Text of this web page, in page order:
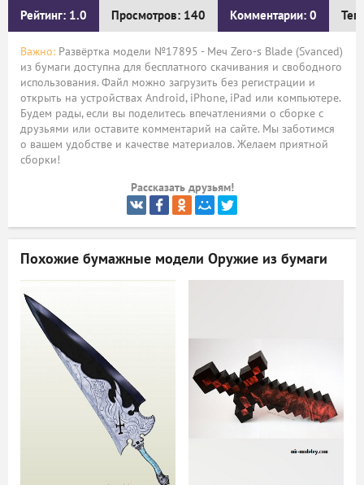
Рейтинг: 1.0 Просмотров: 140 Комментарии: 0
Важно: Развёртка модели №17895 - Меч Zero-s Blade (Svanced)
из бумаги доступна для бесплатного скачивания и свободного
использования. Файл можно загрузить без регистрации и
открыть на устройствах Android, iPhone, iPad или компьютере.
Будем рады, если вы поделитесь впечатлениями о сборке с
друзьями или оставите комментарий на сайте. Мы заботимся
о вашем удобстве и качестве материалов. Желаем приятной
сборки!
Рассказать друзьям!
Похожие бумажные модели Оружие из бумаги